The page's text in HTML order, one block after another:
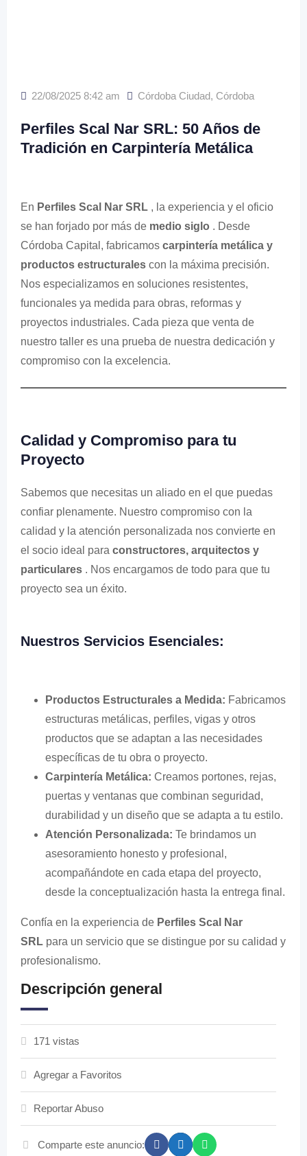
22/08/2025 8:42 am Córdoba Ciudad, Córdoba
Perfiles Scal Nar SRL: 50 Años de
Tradición en Carpintería Metálica
En Perfiles Scal Nar SRL , la experiencia y el oficio
se han forjado por más de medio siglo . Desde
Córdoba Capital, fabricamos carpintería metálica y
productos estructurales con la máxima precisión.
Nos especializamos en soluciones resistentes,
funcionales ya medida para obras, reformas y
proyectos industriales. Cada pieza que venta de
nuestro taller es una prueba de nuestra dedicación y
compromiso con la excelencia.
Calidad y Compromiso para tu
Proyecto
Sabemos que necesitas un aliado en el que puedas
confiar plenamente. Nuestro compromiso con la
calidad y la atención personalizada nos convierte en
el socio ideal para constructores, arquitectos y
particulares . Nos encargamos de todo para que tu
proyecto sea un éxito.
Nuestros Servicios Esenciales:
Productos Estructurales a Medida: Fabricamos
estructuras metálicas, perfiles, vigas y otros
productos que se adaptan a las necesidades
específicas de tu obra o proyecto.
Carpintería Metálica: Creamos portones, rejas,
puertas y ventanas que combinan seguridad,
durabilidad y un diseño que se adapta a tu estilo.
Atención Personalizada: Te brindamos un
asesoramiento honesto y profesional,
acompañándote en cada etapa del proyecto,
desde la conceptualización hasta la entrega final.
Confía en la experiencia de Perfiles Scal Nar
SRL para un servicio que se distingue por su calidad y
profesionalismo.
Descripción general
171 vistas
Agregar a Favoritos
Reportar Abuso
Comparte este anuncio: